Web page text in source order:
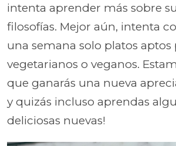
intenta aprender más sobre
filosofías. Mejor aún, intenta
una semana solo platos aptos
vegetarianos o veganos.
que ganarás una nueva
y quizás incluso aprendas
deliciosas nuevas!